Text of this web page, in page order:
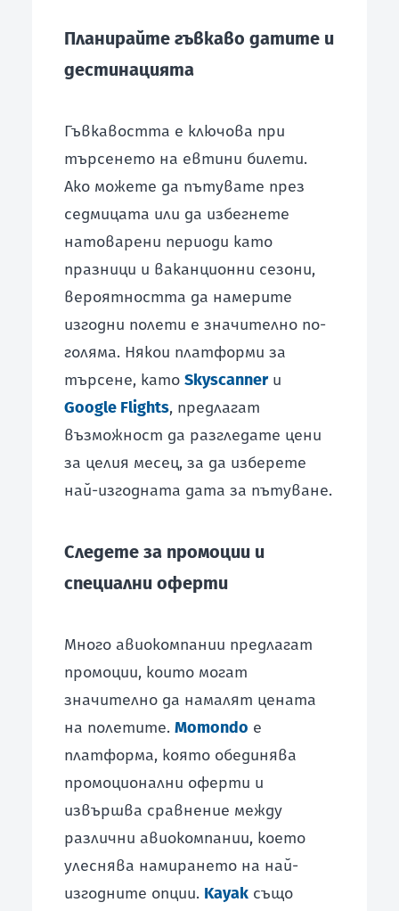
Планирайте гъвкаво датите и
дестинацията
Гъвкавостта е ключова при
търсенето на евтини билети.
Ако можете да пътувате през
седмицата или да избегнете
натоварени периоди като
празници и ваканционни сезони,
вероятността да намерите
изгодни полети е значително по-
голяма. Някои платформи за
търсене, като Skyscannerи
Google Flights, предлагат
възможност да разгледате цени
за целия месец, за да изберете
най-изгодната дата за пътуване.
Следете за промоции и
специални оферти
Много авиокомпании предлагат
промоции, които могат
значително да намалят цената
на полетите. Momondo е
платформа, която обединява
промоционални оферти и
извършва сравнение между
различни авиокомпании, което
улеснява намирането на най-
изгодните опции. Kayak също